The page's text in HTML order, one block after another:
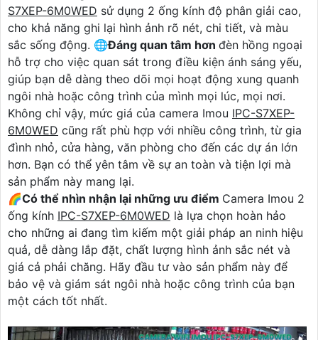
S7XEP-6M0WED sử dụng 2 ống kính độ phân giải cao,
cho khả năng ghi lại hình ảnh rõ nét, chi tiết, và màu
sắc sống động. 🌐Đáng quan tâm hơn đèn hồng ngoại
hỗ trợ cho việc quan sát trong điều kiện ánh sáng yếu,
giúp bạn dễ dàng theo dõi mọi hoạt động xung quanh
ngôi nhà hoặc công trình của mình mọi lúc, mọi nơi.
Không chỉ vậy, mức giá của camera Imou IPC-S7XEP-
6M0WED cũng rất phù hợp với nhiều công trình, từ gia
đình nhỏ, cửa hàng, văn phòng cho đến các dự án lớn
hơn. Bạn có thể yên tâm về sự an toàn và tiện lợi mà
sản phẩm này mang lại.
🌈Có thể nhìn nhận lại những ưu điểm Camera Imou 2
ống kính IPC-S7XEP-6M0WED là lựa chọn hoàn hảo
cho những ai đang tìm kiếm một giải pháp an ninh hiệu
quả, dễ dàng lắp đặt, chất lượng hình ảnh sắc nét và
giá cả phải chăng. Hãy đầu tư vào sản phẩm này để
bảo vệ và giám sát ngôi nhà hoặc công trình của bạn
một cách tốt nhất.